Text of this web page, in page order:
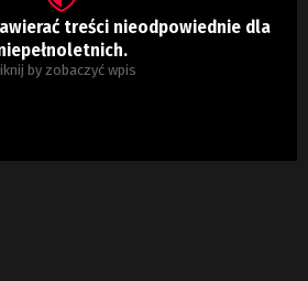
treści nieodpowiednie dla
by zobaczyć wpis